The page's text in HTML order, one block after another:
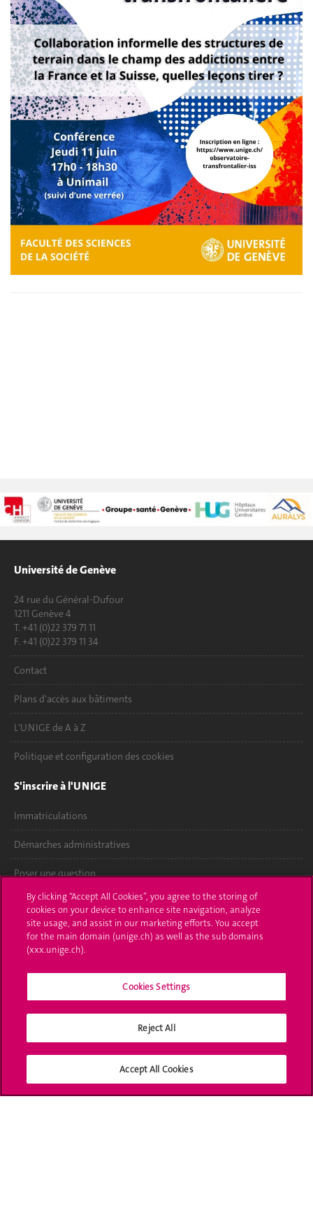
Université de Genève
24 rue du Général-Dufour
1211 Genève 4
T. +41 (0)22 379 71 11
F. +41 (0)22 379 11 34
Contact
Plans d'accès aux bâtiments
L'UNIGE de A à Z
Politique et configuration des cookies
S'inscrire à l'UNIGE
Immatriculations
Démarches administratives
Poser une question
L'UNIGE vous informe
UNIGE Mobile
Bibliothèque
Médias sociaux UNIGE
By clicking “Accept All Cookies”, you agree to the storing of
cookies on your device to enhance site navigation, analyze
site usage, and assist in our marketing efforts. You accept
for the main domain (unige.ch) as well as the sub domains
(xxx.unige.ch).
Cookies Settings
Reject All
Accept All Cookies